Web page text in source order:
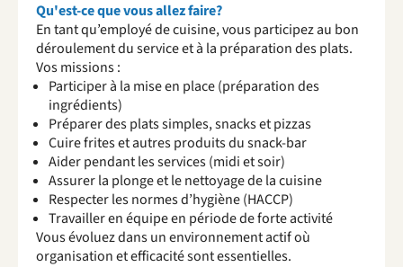
Qu'est-ce que vous allez faire?
En tant qu’employé de cuisine, vous participez au bon
déroulement du service et à la préparation des plats.
Vos missions :
Participer à la mise en place (préparation des
ingrédients)
Préparer des plats simples, snacks et pizzas
Cuire frites et autres produits du snack-bar
Aider pendant les services (midi et soir)
Assurer la plonge et le nettoyage de la cuisine
Respecter les normes d’hygiène (HACCP)
Travailler en équipe en période de forte activité
Vous évoluez dans un environnement actif où
organisation et efficacité sont essentielles.